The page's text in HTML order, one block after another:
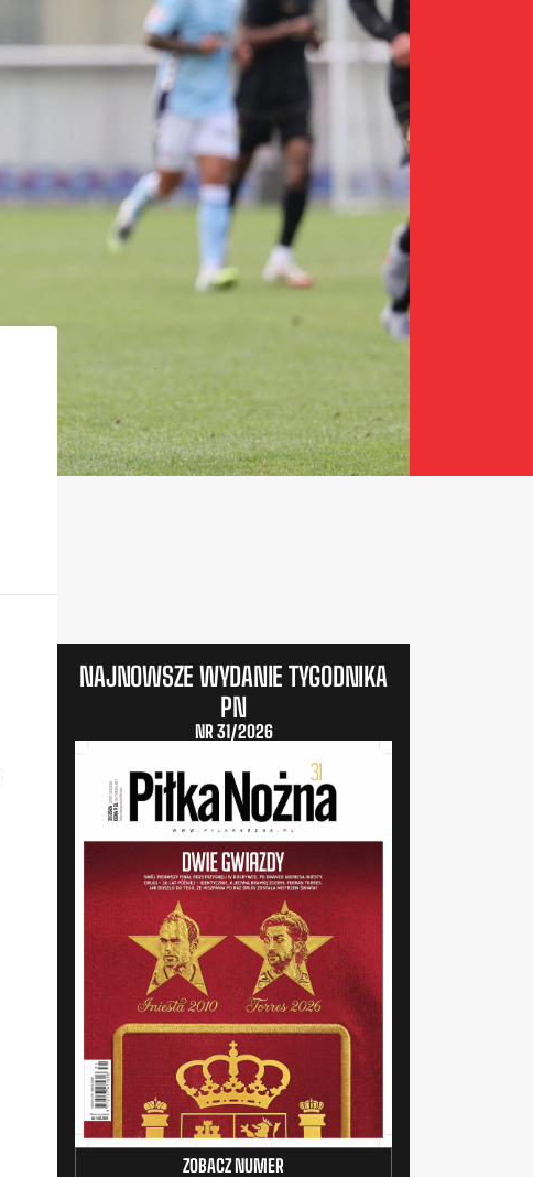
NAJNOWSZE WYDANIE TYGODNIKA
PN
NR 31/2026
ZOBACZ NUMER